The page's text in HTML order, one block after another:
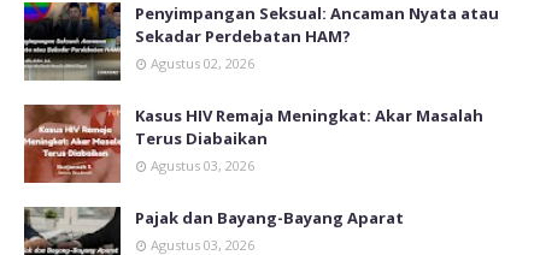
Penyimpangan Seksual: Ancaman Nyata atau
Sekadar Perdebatan HAM?
Agustus 02, 2026
Kasus HIV Remaja Meningkat: Akar Masalah
Terus Diabaikan
Agustus 03, 2026
Pajak dan Bayang-Bayang Aparat
Agustus 03, 2026